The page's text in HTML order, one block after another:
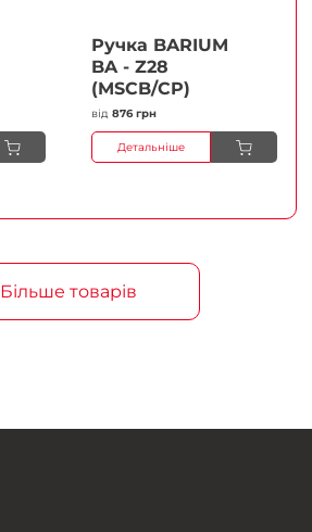
Ручка BARIUM
BA - Z28
(MSCB/CP)
від 876 грн
Детальніше
Більше товарів